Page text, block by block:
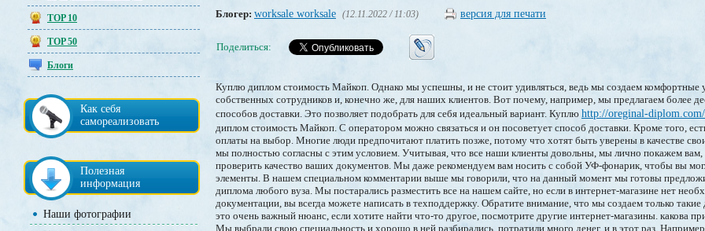
TOP 10
TOP 50
Блоги
Как себя
самореализовать
Полезная
информация
Наши фотографии
Блогер: worksale worksale (12.11.2022 / 11:03) версия для печати
Поделиться:
Куплю диплом стоимость Майкоп. Однако мы успешны, и не стоит удивляться, ведь мы создаем комфортные
собственных сотрудников и, конечно же, для наших клиентов. Вот почему, например, мы предлагаем более
способов доставки. Это позволяет подобрать для себя идеальный вариант. Куплю http://oreginal-
диплом стоимость Майкоп. С оператором можно связаться и он посоветует способ доставки. Кроме того,
оплаты на выбор. Многие люди предпочитают платить позже, потому что хотят быть уверены в качестве
мы полностью согласны с этим условием. Учитывая, что все наши клиенты довольны, мы лично покажем вам,
проверить качество ваших документов. Мы даже рекомендуем вам носить с собой УФ-фонарик, чтобы вы
элементы. В нашем специальном комментарии выше мы говорили, что на данный момент мы готовы
диплома любого вуза. Мы постарались разместить все на нашем сайте, но если в интернет-магазине нет
документации, вы всегда можете написать в техподдержку. Обратите внимание, что мы создаем только
это очень важный нюанс, если хотите найти что-то другое, посмотрите другие интернет-магазины. какова
Мы выбрали свою специальность и хорошо в ней разбирались, потратили много денег, и в этот раз.